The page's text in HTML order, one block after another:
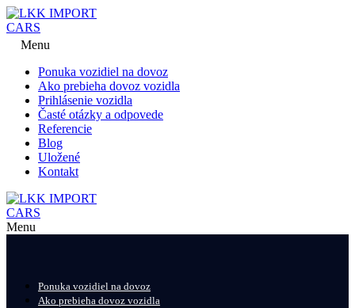
Menu
Ponuka vozidiel na dovoz
Ako prebieha dovoz vozidla
Prihlásenie vozidla
Časté otázky a odpovede
Referencie
Blog
Uložené
Kontakt
Menu
Ponuka vozidiel na dovoz
Ako prebieha dovoz vozidla